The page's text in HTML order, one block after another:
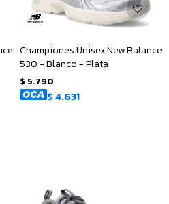
Championes Unisex New Balance
530 - Blanco - Plata
$ 5.790
$4.631